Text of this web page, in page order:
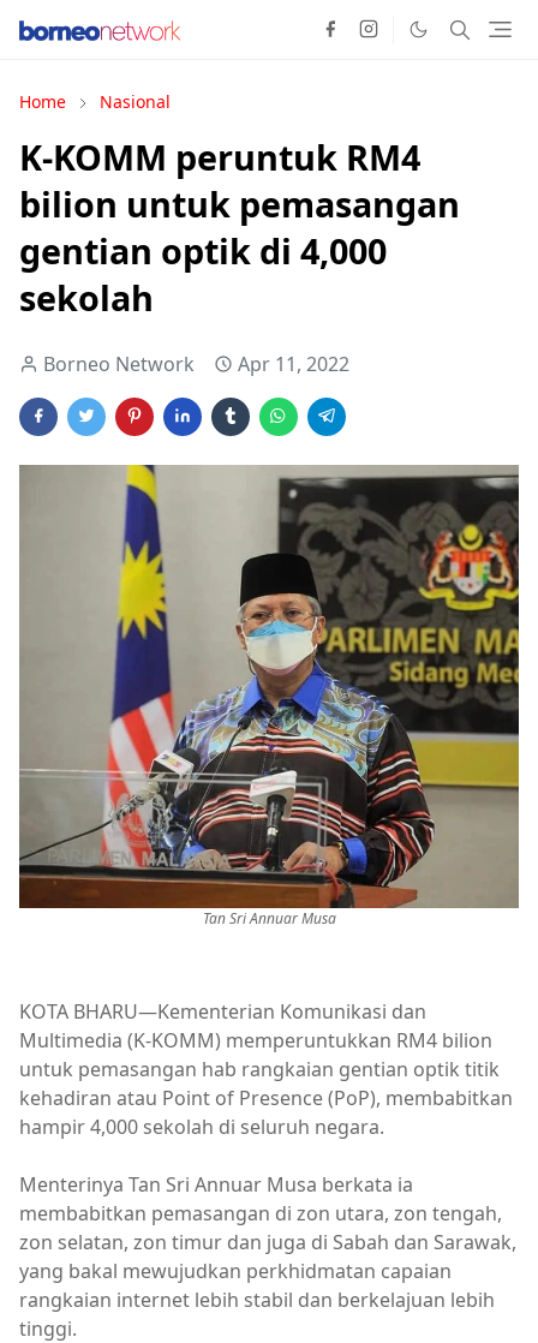
Home Nasional
K-KOMM peruntuk RM4
bilion untuk pemasangan
gentian optik di 4,000
sekolah
Borneo Network Apr 11, 2022
Tan Sri Annuar Musa
KOTA BHARU—Kementerian Komunikasi dan
Multimedia (K-KOMM) memperuntukkan RM4 bilion
untuk pemasangan hab rangkaian gentian optik titik
kehadiran atau Point of Presence (PoP), membabitkan
hampir 4,000 sekolah di seluruh negara.
Menterinya Tan Sri Annuar Musa berkata ia
membabitkan pemasangan di zon utara, zon tengah,
zon selatan, zon timur dan juga di Sabah dan Sarawak,
yang bakal mewujudkan perkhidmatan capaian
rangkaian internet lebih stabil dan berkelajuan lebih
tinggi.